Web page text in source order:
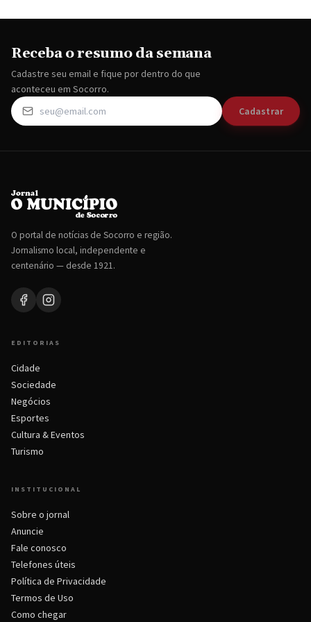
Receba o resumo da semana
Cadastre seu email e fique por dentro do que
aconteceu em Socorro.
Cadastrar
O portal de notícias de Socorro e região.
Jornalismo local, independente e
centenário — desde 1921.
EDITORIAS
Cidade
Sociedade
Negócios
Esportes
Cultura & Eventos
Turismo
INSTITUCIONAL
Sobre o jornal
Anuncie
Fale conosco
Telefones úteis
Política de Privacidade
Termos de Uso
Como chegar